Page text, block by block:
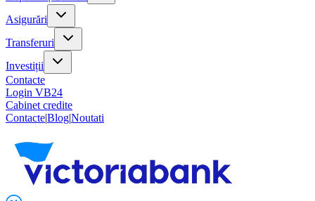
Asigurări
Transferuri
Investiții
Contacte
Login VB24
Cabinet credite
Contacte|Blog|Noutati